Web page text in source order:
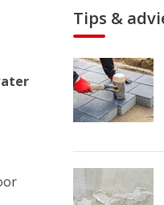
Tips &